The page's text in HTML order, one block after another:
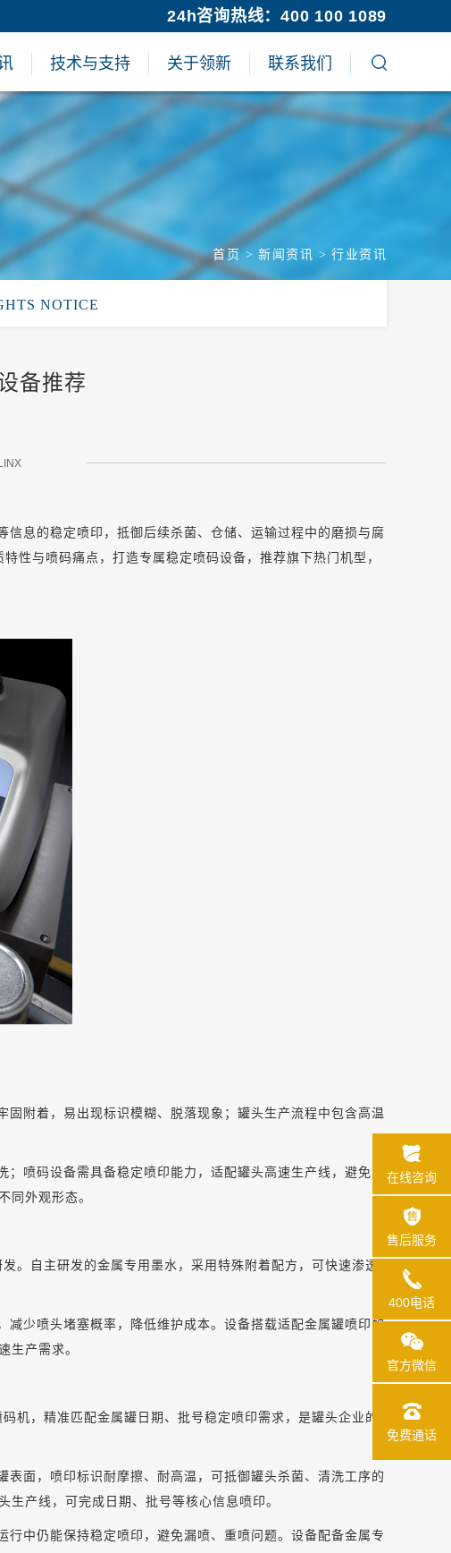
24h咨询热线：400 100 1089
技术与支持 关于领新 联系我们
首页 > 新闻资讯 > 行业资讯
NOTICE
备推荐
息的稳定喷印，抵御后续杀菌、仓储、运输过程中的磨损与腐
性与喷码痛点，打造专属稳定喷码设备，推荐旗下热门机型，
附着，易出现标识模糊、脱落现象；罐头生产流程中包含高温
喷码设备需具备稳定喷印能力，适配罐头高速生产线，避免漏
同外观形态。
。自主研发的金属专用墨水，采用特殊附着配方，可快速渗透
少喷头堵塞概率，降低维护成本。设备搭载适配金属罐喷印的
生产需求。
，精准匹配金属罐日期、批号稳定喷印需求，是罐头企业的
面，喷印标识耐摩擦、耐高温，可抵御罐头杀菌、清洗工序的
产线，可完成日期、批号等核心信息喷印。
中仍能保持稳定喷印，避免漏喷、重喷问题。设备配备金属专
在线咨询
售后服务
400电话
官方微信
免费通话